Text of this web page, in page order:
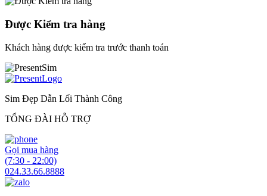
Được Kiểm tra hàng
Khách hàng được kiểm tra trước thanh toán
Sim Đẹp Dẫn Lối Thành Công
TỔNG ĐÀI HỖ TRỢ
Gọi mua hàng
(7:30 - 22:00)
024.33.66.8888